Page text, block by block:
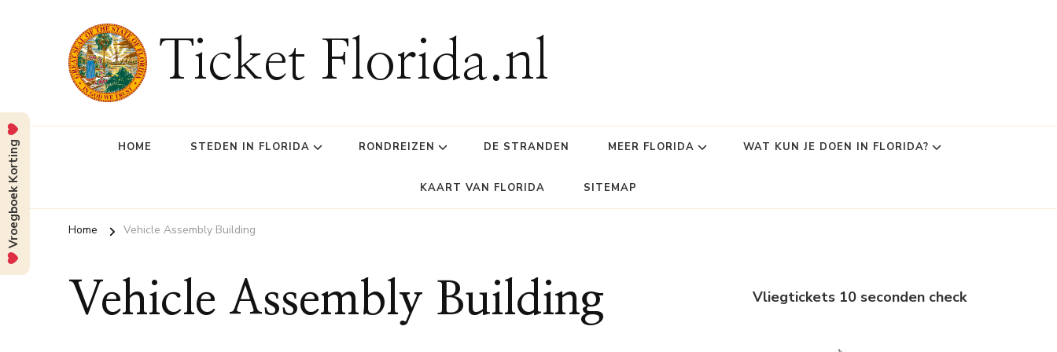
Ticket Florida.nl
HOME STEDEN IN FLORIDA RONDREIZEN DE STRANDEN MEER FLORIDA WAT KUN JE DOEN IN FLORIDA?
KAART VAN FLORIDA SITEMAP
Home Vehicle Assembly Building
Vehicle Assembly Building Vliegtickets 10 seconden check
Vroegboek Korting